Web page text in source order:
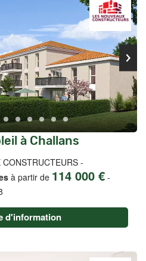
à Challans
-
à partir de 114 000 € -
d'information